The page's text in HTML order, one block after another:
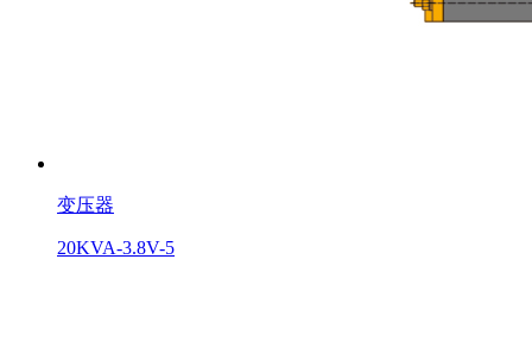
变压器
20KVA-3.8V-5